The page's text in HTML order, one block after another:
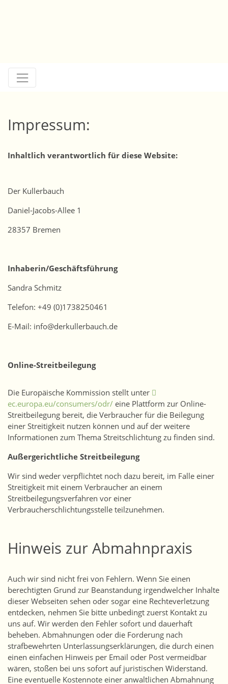
Impressum:
Inhaltlich verantwortlich für diese Website:
Der Kullerbauch
Daniel-Jacobs-Allee 1
28357 Bremen
Inhaberin/Geschäftsführung
Sandra Schmitz
Telefon: +49 (0)1738250461
E-Mail: info@derkullerbauch.de
Online-Streitbeilegung
Die Europäische Kommission stellt unter
ec.europa.eu/consumers/odr/ eine Plattform zur Online-
Streitbeilegung bereit, die Verbraucher für die Beilegung
einer Streitigkeit nutzen können und auf der weitere
Informationen zum Thema Streitschlichtung zu finden sind.
Außergerichtliche Streitbeilegung
Wir sind weder verpflichtet noch dazu bereit, im Falle einer
Streitigkeit mit einem Verbraucher an einem
Streitbeilegungsverfahren vor einer
Verbraucherschlichtungsstelle teilzunehmen.
Hinweis zur Abmahnpraxis
Auch wir sind nicht frei von Fehlern. Wenn Sie einen
berechtigten Grund zur Beanstandung irgendwelcher Inhalte
dieser Webseiten sehen oder sogar eine Rechteverletzung
entdecken, nehmen Sie bitte unbedingt zuerst Kontakt zu
uns auf. Wir werden den Fehler sofort und dauerhaft
beheben. Abmahnungen oder die Forderung nach
strafbewehrten Unterlassungserklärungen, die durch einen
einen einfachen Hinweis per Email oder Post vermeidbar
wären, stoßen bei uns sofort auf juristischen Widerstand.
Eine eventuelle Kostennote einer anwaltlichen Abmahnung